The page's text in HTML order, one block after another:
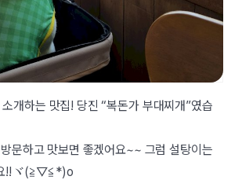
개하는 맛집! 당진 “복돈가 부대찌개”였습
문하고 맛보면 좋겠어요~~ 그럼 설탕이는
!!ヾ(≧▽≦*)o